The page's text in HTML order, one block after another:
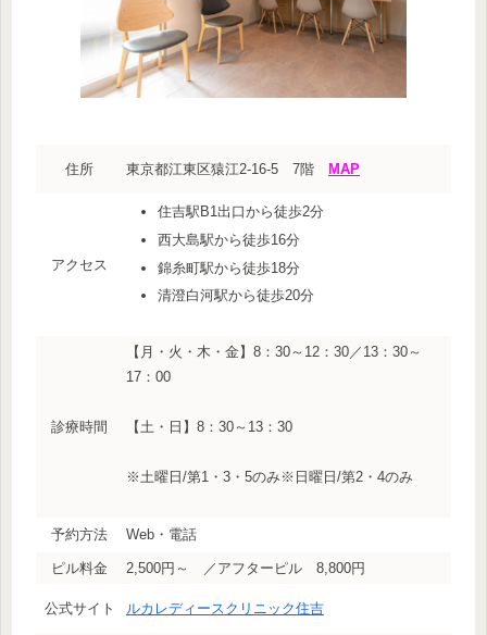
住所 東京都江東区猿江2-16-5 7階 MAP
アクセス
住吉駅B1出口から徒歩2分
西大島駅から徒歩16分
錦糸町駅から徒歩18分
清澄白河駅から徒歩20分
診療時間
【月・火・木・金】8：30～12：30／13：30～
17：00
【土・日】8：30～13：30
※土曜日/第1・3・5のみ※日曜日/第2・4のみ
予約方法 Web・電話
ピル料金 2,500円～ ／アフターピル 8,800円
公式サイト ルカレディースクリニック住吉